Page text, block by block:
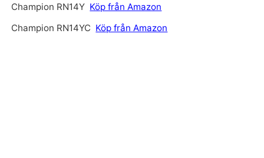
Champion RN14Y Köp från Amazon
Champion RN14YC Köp från Amazon